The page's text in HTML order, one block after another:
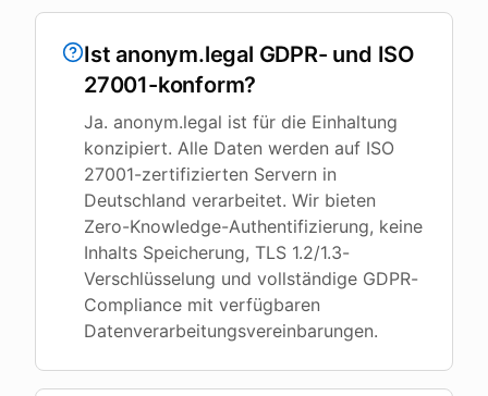
Ist anonym.legal GDPR- und ISO
27001-konform?
Ja. anonym.legal ist für die Einhaltung
konzipiert. Alle Daten werden auf ISO
27001-zertifizierten Servern in
Deutschland verarbeitet. Wir bieten
Zero-Knowledge-Authentifizierung, keine
Inhalts Speicherung, TLS 1.2/1.3-
Verschlüsselung und vollständige GDPR-
Compliance mit verfügbaren
Datenverarbeitungsvereinbarungen.